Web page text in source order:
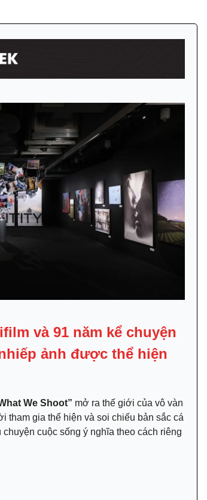
và 91 năm kể chuyện
ảnh được thể hiện
We Shoot” mở ra thế giới của vô vàn
tham gia thể hiện và soi chiếu bản sắc cá
cuộc sống ý nghĩa theo cách riêng